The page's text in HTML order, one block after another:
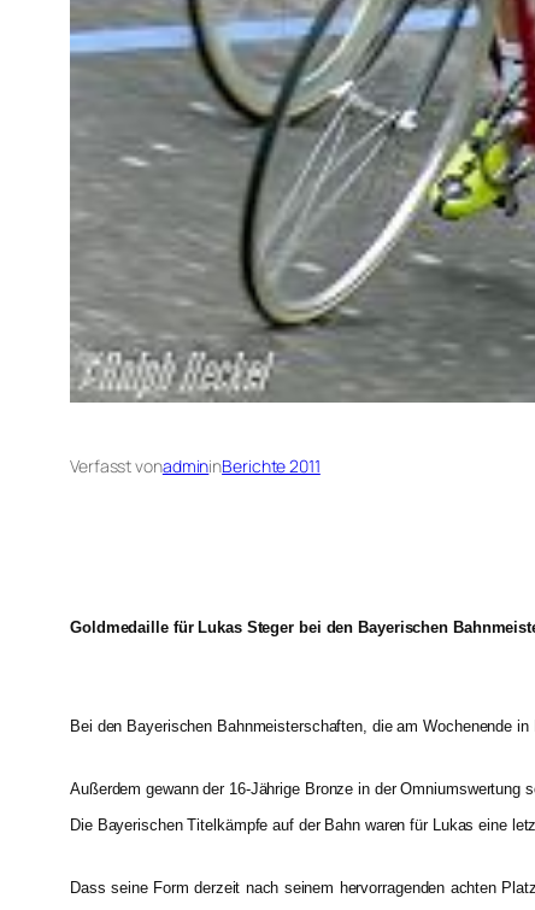
Verfasst vonadmininBerichte 2011
Goldmedaille für Lukas Steger bei den Bayerischen
Bei den Bayerischen Bahnmeisterschaften, die am Wochenende
Außerdem gewann der 16-Jährige Bronze in der Omniumswertung
Die Bayerischen Titelkämpfe auf der Bahn waren für Lukas eine
Dass seine Form derzeit nach seinem hervorragenden achten